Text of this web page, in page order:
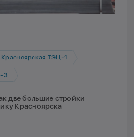
Красноярская ТЭЦ-1
3
две большие стройки
Красноярска